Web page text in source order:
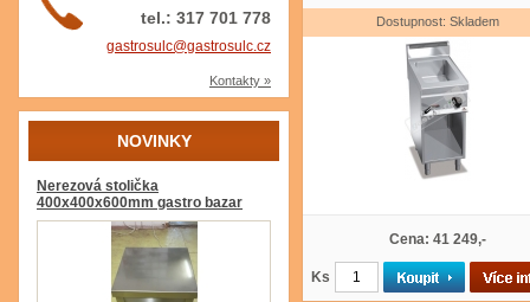
tel.: 317 701 778
gastrosulc@gastrosulc.cz
Kontakty »
NOVINKY
Nerezová stolička
400x400x600mm gastro bazar
Dostupnost: Skladem
Cena: 41 249,-
Ks